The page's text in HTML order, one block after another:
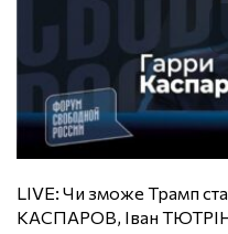
LIVE: Чи зможе Трамп стати миротворцем? | Гаррі
КАСПАРОВ, Іван